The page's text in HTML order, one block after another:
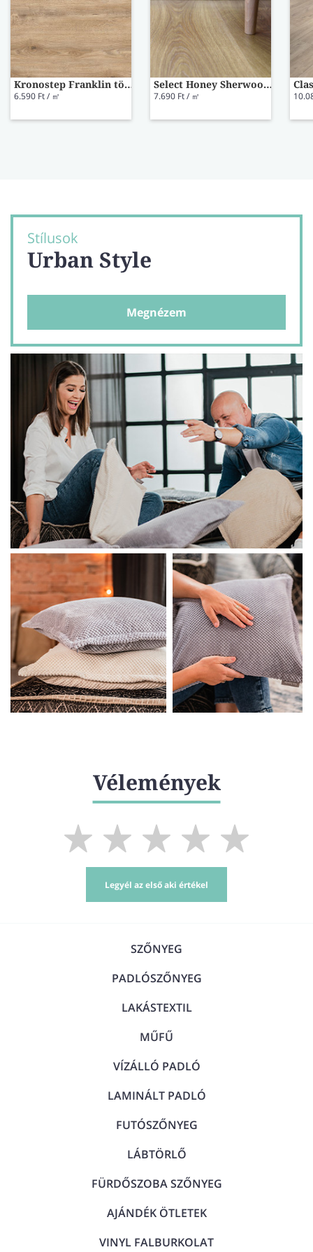
Kronostep Franklin tölgy laminált padló K470
6.590 Ft / ㎡
Select Honey Sherwood Oak laminált padló 42021214
7.690 Ft / ㎡
Stílusok
Urban Style
Megnézem
Vélemények
Legyél az első aki értékel
SZŐNYEG
PADLÓSZŐNYEG
LAKÁSTEXTIL
MŰFŰ
VÍZÁLLÓ PADLÓ
LAMINÁLT PADLÓ
FUTÓSZŐNYEG
LÁBTÖRLŐ
FÜRDŐSZOBA SZŐNYEG
AJÁNDÉK ÖTLETEK
VINYL FALBURKOLAT